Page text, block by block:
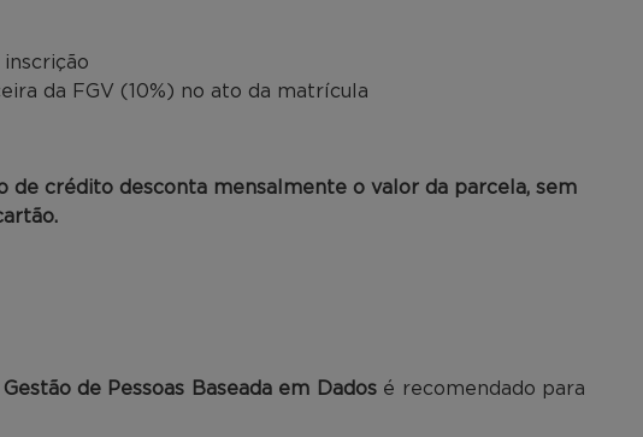
da FGV (10%) no ato da matrícula
de crédito desconta mensalmente o valor da parcela, sem
de Pessoas Baseada em Dadosé recomendado para